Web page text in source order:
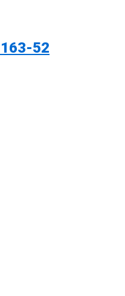
52